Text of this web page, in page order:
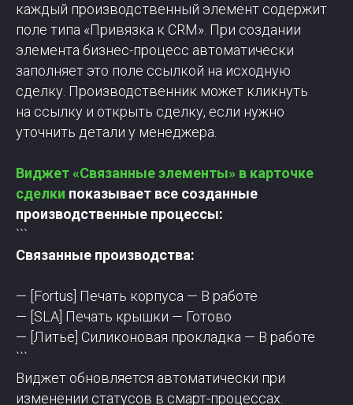
каждый производственный элемент содержит
поле типа «Привязка к CRM». При создании
элемента бизнес-процесс автоматически
заполняет это поле ссылкой на исходную
сделку. Производственник может кликнуть
на ссылку и открыть сделку, если нужно
уточнить детали у менеджера.
Виджет «Связанные элементы» в карточке
сделки показывает все созданные
производственные процессы:
```
Связанные производства:
— [Fortus] Печать корпуса — В работе
— [SLA] Печать крышки — Готово
— [Литье] Силиконовая прокладка — В работе
```
Виджет обновляется автоматически при
изменении статусов в смарт-процессах.
Санкт-Петербург, ул.
Политика конфиденциальности
Битрикс24 Работа в o2
Новости
info@o2it.ru
+7 800 351 16 65